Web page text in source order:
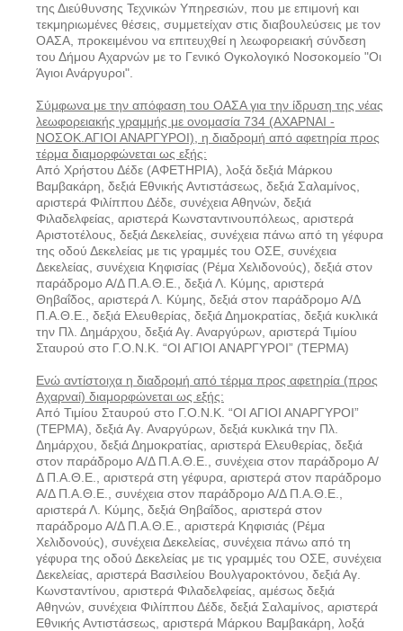
της Διεύθυνσης Τεχνικών Υπηρεσιών, που με επιμονή και
τεκμηριωμένες θέσεις, συμμετείχαν στις διαβουλεύσεις με τον
ΟΑΣΑ, προκειμένου να επιτευχθεί η λεωφορειακή σύνδεση
του Δήμου Αχαρνών με το Γενικό Ογκολογικό Νοσοκομείο "Οι
Άγιοι Ανάργυροι".
Σύμφωνα με την απόφαση του ΟΑΣΑ για την ίδρυση της νέας
λεωφορειακής γραμμής με ονομασία 734 (ΑΧΑΡΝΑΙ -
ΝΟΣΟΚ.ΑΓΙΟΙ ΑΝΑΡΓΥΡΟΙ), η διαδρομή από αφετηρία προς
τέρμα διαμορφώνεται ως εξής:
Από Χρήστου Δέδε (ΑΦΕΤΗΡΙΑ), λοξά δεξιά Μάρκου
Βαμβακάρη, δεξιά Εθνικής Αντιστάσεως, δεξιά Σαλαμίνος,
αριστερά Φιλίππου Δέδε, συνέχεια Αθηνών, δεξιά
Φιλαδελφείας, αριστερά Κωνσταντινουπόλεως, αριστερά
Αριστοτέλους, δεξιά Δεκελείας, συνέχεια πάνω από τη γέφυρα
της οδού Δεκελείας με τις γραμμές του ΟΣΕ, συνέχεια
Δεκελείας, συνέχεια Κηφισίας (Ρέμα Χελιδονούς), δεξιά στον
παράδρομο Α/Δ Π.Α.Θ.Ε., δεξιά Λ. Κύμης, αριστερά
Θηβαΐδος, αριστερά Λ. Κύμης, δεξιά στον παράδρομο Α/Δ
Π.Α.Θ.Ε., δεξιά Ελευθερίας, δεξιά Δημοκρατίας, δεξιά κυκλικά
την Πλ. Δημάρχου, δεξιά Αγ. Αναργύρων, αριστερά Τιμίου
Σταυρού στο Γ.Ο.Ν.Κ. “ΟΙ ΑΓΙΟΙ ΑΝΑΡΓΥΡΟΙ” (ΤΕΡΜΑ)
Ενώ αντίστοιχα η διαδρομή από τέρμα προς αφετηρία (προς
Αχαρναί) διαμορφώνεται ως εξής:
Από Τιμίου Σταυρού στο Γ.Ο.Ν.Κ. “ΟΙ ΑΓΙΟΙ ΑΝΑΡΓΥΡΟΙ”
(ΤΕΡΜΑ), δεξιά Αγ. Αναργύρων, δεξιά κυκλικά την Πλ.
Δημάρχου, δεξιά Δημοκρατίας, αριστερά Ελευθερίας, δεξιά
στον παράδρομο Α/Δ Π.Α.Θ.Ε., συνέχεια στον παράδρομο Α/
Δ Π.Α.Θ.Ε., αριστερά στη γέφυρα, αριστερά στον παράδρομο
Α/Δ Π.Α.Θ.Ε., συνέχεια στον παράδρομο Α/Δ Π.Α.Θ.Ε.,
αριστερά Λ. Κύμης, δεξιά Θηβαΐδος, αριστερά στον
παράδρομο Α/Δ Π.Α.Θ.Ε., αριστερά Κηφισιάς (Ρέμα
Χελιδονούς), συνέχεια Δεκελείας, συνέχεια πάνω από τη
γέφυρα της οδού Δεκελείας με τις γραμμές του ΟΣΕ, συνέχεια
Δεκελείας, αριστερά Βασιλείου Βουλγαροκτόνου, δεξιά Αγ.
Κωνσταντίνου, αριστερά Φιλαδελφείας, αμέσως δεξιά
Αθηνών, συνέχεια Φιλίππου Δέδε, δεξιά Σαλαμίνος, αριστερά
Εθνικής Αντιστάσεως, αριστερά Μάρκου Βαμβακάρη, λοξά